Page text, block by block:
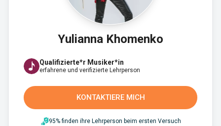
Yulianna Khomenko
Qualifizierte*r Musiker*in
erfahrene und verifizierte Lehrperson
KONTAKTIERE MICH
95% finden ihre Lehrperson beim ersten Versuch